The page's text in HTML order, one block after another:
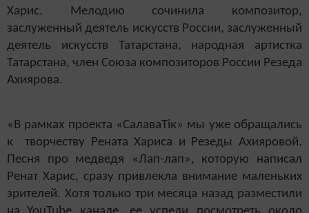
Харис. Мелодию сочинила композитор,
заслуженный деятель искусств России, заслуженный
деятель искусств Татарстана, народная артистка
Татарстана, член Союза композиторов России Резеда
Ахиярова.
«В рамках проекта «СалаваТік» мы уже обращались
к творчеству Рената Хариса и Резеды Ахияровой.
Песня про медведя «Лап-лап», которую написал
Ренат Харис, сразу привлекла внимание маленьких
зрителей. Хотя только три месяца назад разместили